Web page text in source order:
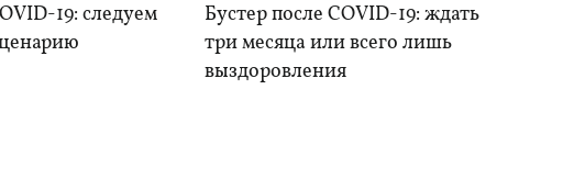
19: следуем
Бустер после COVID-19: ждать
три месяца или всего лишь
выздоровления